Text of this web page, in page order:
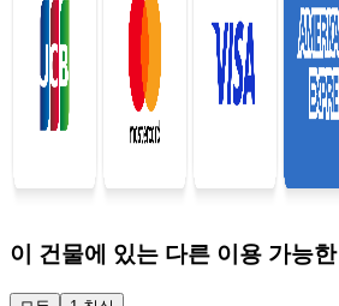
이 건물에 있는 다른 이용 가능